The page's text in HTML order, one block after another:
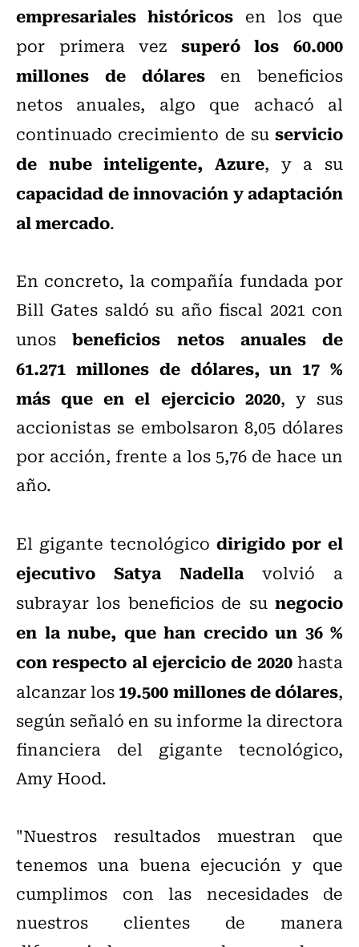
empresariales históricos en los que
por primera vez superó los 60.000
millones de dólaresen beneficios
netos anuales, algo que achacó al
continuado crecimiento de su servicio
de nube inteligente, Azure, y a su
capacidad de innovación y adaptación
al mercado.
En concreto, la compañía fundada por
Bill Gates saldó su año fiscal 2021 con
unosbeneficios netos anuales de
61.271 millones de dólares, un 17 %
más que en el ejercicio 2020, y sus
accionistas se embolsaron 8,05 dólares
por acción, frente a los 5,76 de hace un
año.
El gigante tecnológico dirigido por el
ejecutivo Satya Nadella volvió a
subrayar los beneficios de su negocio
en la nube, que han crecido un 36 %
con respecto al ejercicio de 2020hasta
alcanzar los19.500 millones de dólares,
según señaló en su informe la directora
financiera del gigante tecnológico,
Amy Hood.
"Nuestros resultados muestran que
tenemos una buena ejecución y que
cumplimos con las necesidades de
nuestros clientes de manera